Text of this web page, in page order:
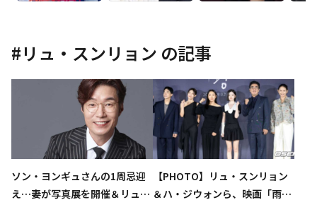
#リュ・スンリョン の記事
ソン・ヨンギュさんの1周忌迎
え…妻が写真展を開催＆リュ・
【PHOTO】リュ・スンリョン
＆ハ・ジウォンら、映画「雨